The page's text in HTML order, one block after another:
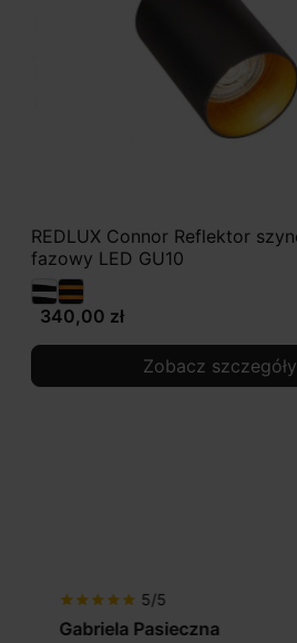
REDLUX Connor Reflektor
fazowy LED GU10
340,00 zł
Zobacz szczegóły
Pasieczna